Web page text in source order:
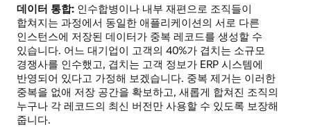
데이터 통합: 인수합병이나 내부 재편으로 조직들이
합쳐지는 과정에서 동일한 애플리케이션의 서로 다른
인스턴스에 저장된 데이터가 중복 레코드를 생성할 수
있습니다. 어느 대기업이 고객의 40%가 겹치는 소규모
경쟁사를 인수했고, 겹치는 고객 정보가 ERP 시스템에
반영되어 있다고 가정해 보겠습니다. 중복 제거는 이러한
중복을 없애 저장 공간을 확보하고, 새롭게 합쳐진 조직의
누구나 각 레코드의 최신 버전만 사용할 수 있도록 보장해
줍니다.